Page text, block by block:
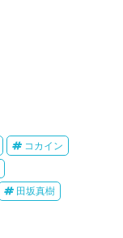
コカイン
田坂真樹